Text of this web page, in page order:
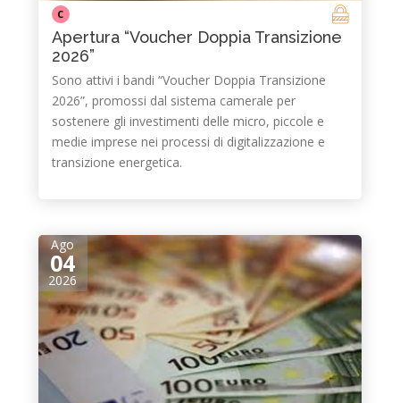
C
Apertura “Voucher Doppia Transizione
2026”
Sono attivi i bandi “Voucher Doppia Transizione
2026”, promossi dal sistema camerale per
sostenere gli investimenti delle micro, piccole e
medie imprese nei processi di digitalizzazione e
transizione energetica.
Ago
04
2026